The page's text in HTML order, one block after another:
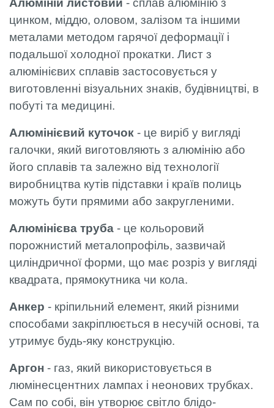
цинком, міддю, оловом, залізом та іншими
металами методом гарячої деформації і
подальшої холодної прокатки. Лист з
алюмінієвих сплавів застосовується у
виготовленні візуальних знаків, будівництві, в
побуті та медицині.
Алюмінієвий куточок - це виріб у вигляді
галочки, який виготовляють з алюмінію або
його сплавів та залежно від технології
виробництва кутів підставки і країв полиць
можуть бути прямими або закругленими.
Алюмінієва труба - це кольоровий
порожнистий металопрофіль, зазвичай
циліндричної форми, що має розріз у вигляді
квадрата, прямокутника чи кола.
Анкер - кріпильний елемент, який різними
способами закріплюється в несучій основі, та
утримує будь-яку конструкцію.
Аргон - газ, який використовується в
люмінесцентних лампах і неонових трубках.
Сам по собі, він утворює світло блідо-